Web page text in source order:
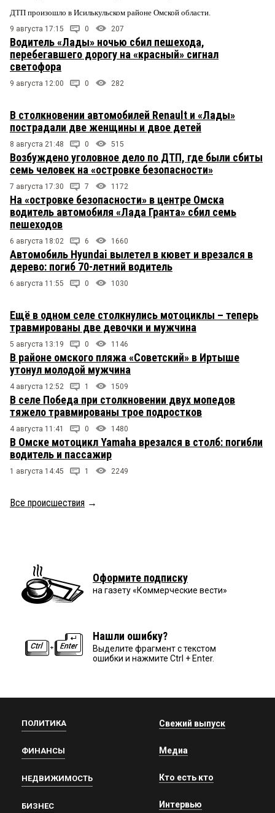
ДТП произошло в Исилькульском районе Омской области.
9 августа 17:15 0 207
Водитель «Лады» ночью сбил пешехода,
перебегавшего дорогу на «красный» сигнал
светофора
9 августа 12:00 0 282
В столкновении автомобилей Renault и «Лады»
пострадали две женщины и двое детей
8 августа 21:48 0 515
Возбуждено уголовное дело по ДТП, где были сбиты
семь человек на «островке безопасности»
7 августа 17:30 7 1172
На «островке безопасности» в центре Омска
водитель автомобиля «Лада Гранта» сбил семь
пешеходов
6 августа 18:02 6 1660
Автомобиль Hyundai вылетел в кювет и врезался в
дерево: погиб 70-летний водитель
6 августа 11:55 0 1030
Ещё в одном селе столкнулись мотоциклы – теперь
травмированы две девочки и мужчина
5 августа 13:19 0 1146
В районе омского пляжа «Советский» в Иртыше
утонул молодой мужчина
4 августа 12:52 1 1509
В селе Победа при столкновении двух мопедов
тяжело травмированы трое подростков
4 августа 11:41 0 1480
В Омске мотоцикл Yamaha врезался в столб: погибли
водитель и пассажир
1 августа 14:45 1 2249
Все происшествия →
Оформите подписку
на газету «Коммерческие вести»
Нашли ошибку?
Выделите фрагмент с текстом
ошибки и нажмите Ctrl + Enter.
ПОЛИТИКА
ФИНАНСЫ
НЕДВИЖИМОСТЬ
БИЗНЕС
Свежий выпуск
Медиа
Кто есть кто
Интервью